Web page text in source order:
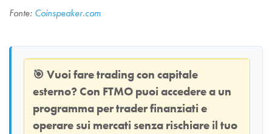
Fonte: Coinspeaker.com
🎯 Vuoi fare trading con capitale
esterno? Con FTMO puoi accedere a un
programma per trader finanziati e
operare sui mercati senza rischiare il tuo